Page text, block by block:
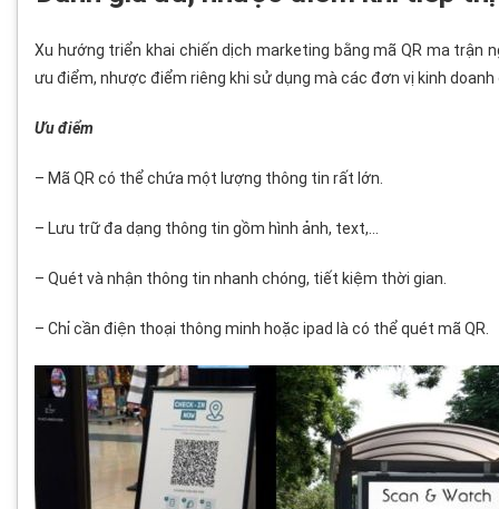
Xu hướng triển khai chiến dịch marketing bằng mã QR ma trận
ưu điểm, nhược điểm riêng khi sử dụng mà các đơn vị kinh
Ưu điểm
– Mã QR có thể chứa một lượng thông tin rất lớn.
– Lưu trữ đa dạng thông tin gồm hình ảnh, text,…
– Quét và nhận thông tin nhanh chóng, tiết kiệm thời gian.
– Chỉ cần điện thoại thông minh hoặc ipad là có thể quét mã QR.